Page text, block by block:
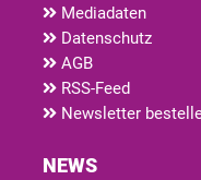
Mediadaten
Datenschutz
AGB
RSS-Feed
Newsletter
NEWS